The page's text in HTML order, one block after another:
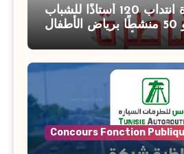
مناظرة انتداب 120 أستاذًا للشباب
والطفولة و 50 منشطًا برياض الأطفال
والمرأة والطفولة وكبار
جويلية 2026
Concours Fonction